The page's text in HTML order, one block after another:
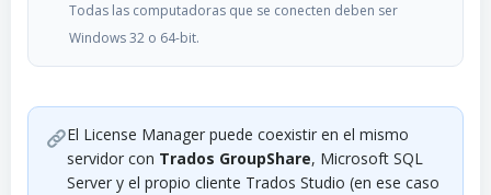
Todas las computadoras que se conecten deben ser
Windows 32 o 64-bit.
El License Manager puede coexistir en el mismo
servidor con Trados GroupShare, Microsoft SQL
Server y el propio cliente Trados Studio (en ese caso